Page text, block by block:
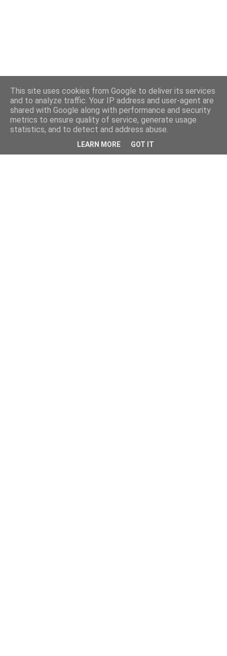
This site uses cookies from Google to deliver its services
and to analyze traffic. Your IP address and user-agent are
shared with Google along with performance and security
metrics to ensure quality of service, generate usage
statistics, and to detect and address abuse.
LEARN MORE GOT IT